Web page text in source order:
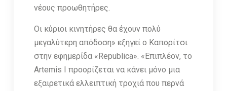
νέους προωθητήρες.
Οι κύριοι κινητήρες θα έχουν πολύ
μεγαλύτερη απόδοση» εξηγεί ο Καπορίτσι
στην εφημερίδα «Republica». «Επιπλέον, το
Artemis I προορίζεται να κάνει μόνο μια
εξαιρετικά ελλειπτική τροχιά που περνά